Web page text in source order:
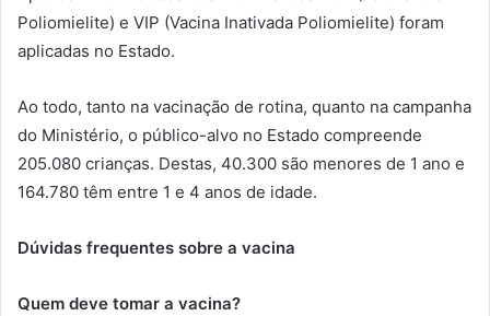
Poliomielite) e VIP (Vacina Inativada Poliomielite) foram
aplicadas no Estado.
Ao todo, tanto na vacinação de rotina, quanto na campanha
do Ministério, o público-alvo no Estado compreende
205.080 crianças. Destas, 40.300 são menores de 1 ano e
164.780 têm entre 1 e 4 anos de idade.
Dúvidas frequentes sobre a vacina
Quem deve tomar a vacina?